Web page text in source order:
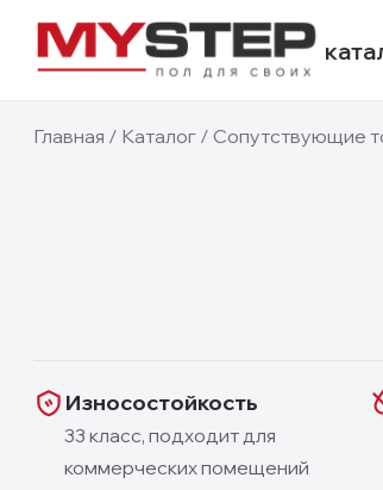
Главная / Каталог / Сопутствующие
Износостойкость
33 класс, подходит для
коммерческих помещений